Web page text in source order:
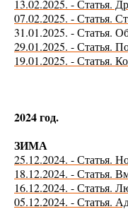
13.02.2025. - Статья.
07.02.2025. - Статья.
31.01.2025. - Статья.
29.01.2025. - Статья.
19.01.2025. - Статья.
2024 год.
ЗИМА
25.12.2024. - Статья.
18.12.2024. - Статья.
16.12.2024. - Статья.
05.12.2024. - Статья.